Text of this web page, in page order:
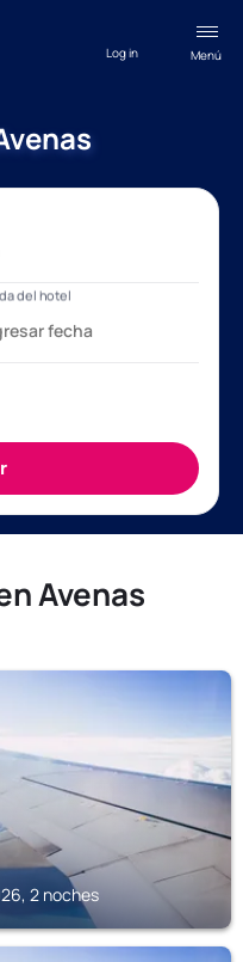
Menú
Log in
Avenas
2 noches